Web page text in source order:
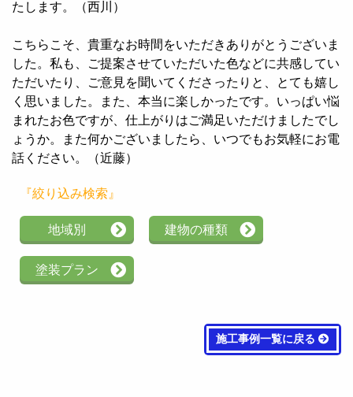
たします。（西川）
こちらこそ、貴重なお時間をいただきありがとうございま
した。私も、ご提案させていただいた色などに共感してい
ただいたり、ご意見を聞いてくださったりと、とても嬉し
く思いました。また、本当に楽しかったです。いっぱい悩
まれたお色ですが、仕上がりはご満足いただけましたでし
ょうか。また何かございましたら、いつでもお気軽にお電
話ください。（近藤）
『絞り込み検索』
地域別 建物の種類
塗装プラン
施工事例一覧に戻る